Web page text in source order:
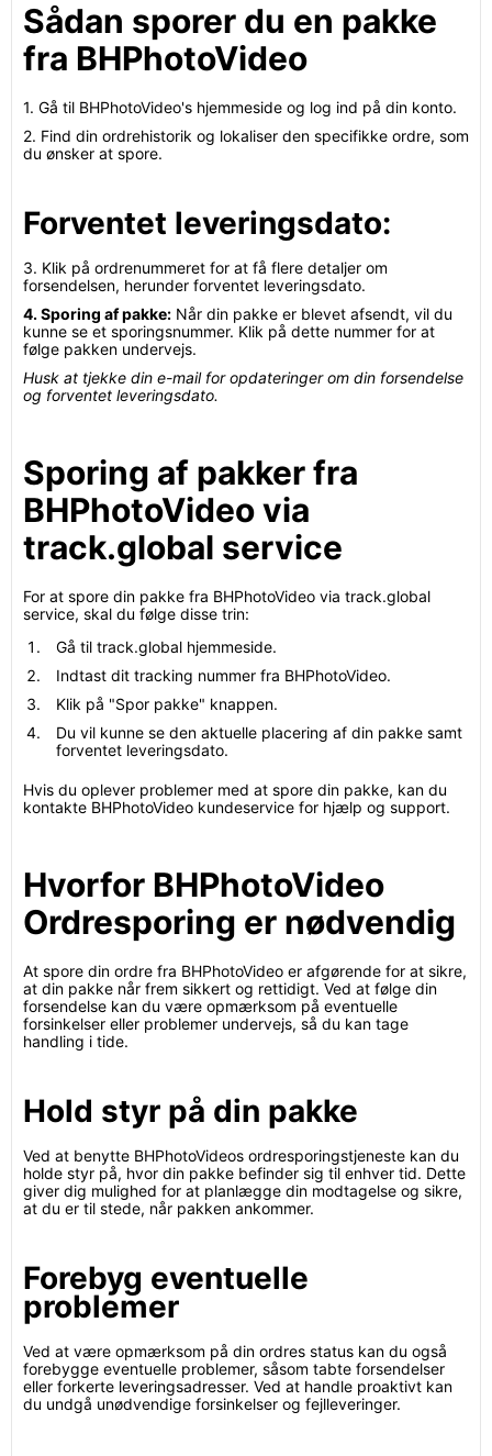
Sådan sporer du en pakke
fra BHPhotoVideo
1. Gå til BHPhotoVideo's hjemmeside og log ind på din konto.
2. Find din ordrehistorik og lokaliser den specifikke ordre, som
du ønsker at spore.
Forventet leveringsdato:
3. Klik på ordrenummeret for at få flere detaljer om
forsendelsen, herunder forventet leveringsdato.
4. Sporing af pakke: Når din pakke er blevet afsendt, vil du
kunne se et sporingsnummer. Klik på dette nummer for at
følge pakken undervejs.
Husk at tjekke din e-mail for opdateringer om din forsendelse
og forventet leveringsdato.
Sporing af pakker fra
BHPhotoVideo via
track.global service
For at spore din pakke fra BHPhotoVideo via track.global
service, skal du følge disse trin:
Gå til track.global hjemmeside.
Indtast dit tracking nummer fra BHPhotoVideo.
Klik på "Spor pakke" knappen.
Du vil kunne se den aktuelle placering af din pakke samt
forventet leveringsdato.
Hvis du oplever problemer med at spore din pakke, kan du
kontakte BHPhotoVideo kundeservice for hjælp og support.
Hvorfor BHPhotoVideo
Ordresporing er nødvendig
At spore din ordre fra BHPhotoVideo er afgørende for at sikre,
at din pakke når frem sikkert og rettidigt. Ved at følge din
forsendelse kan du være opmærksom på eventuelle
forsinkelser eller problemer undervejs, så du kan tage
handling i tide.
Hold styr på din pakke
Ved at benytte BHPhotoVideos ordresporingstjeneste kan du
holde styr på, hvor din pakke befinder sig til enhver tid. Dette
giver dig mulighed for at planlægge din modtagelse og sikre,
at du er til stede, når pakken ankommer.
Forebyg eventuelle
problemer
Ved at være opmærksom på din ordres status kan du også
forebygge eventuelle problemer, såsom tabte forsendelser
eller forkerte leveringsadresser. Ved at handle proaktivt kan
du undgå unødvendige forsinkelser og fejlleveringer.